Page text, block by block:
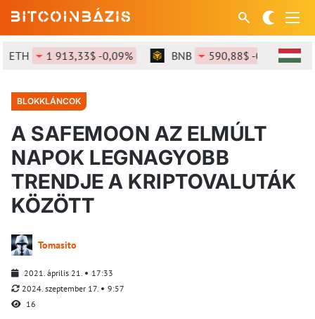
1 913,33$ -0,09% BNB 590,88$ -0,4%
BLOKKLÁNCOK
A SAFEMOON AZ ELMÚLT
NAPOK LEGNAGYOBB
TRENDJE A KRIPTOVALUTÁK
KÖZÖTT
Tomasito
2021. április 21.
17:33
2024. szeptember 17.
9:57
16